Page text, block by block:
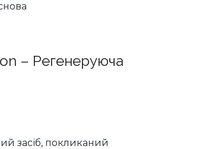
– Регенеруюча
засіб, покликаний